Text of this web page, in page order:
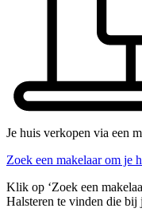
Je huis verkopen via een
Zoek een makelaar om je
Klik op ‘Zoek een
Halsteren te vinden die bij